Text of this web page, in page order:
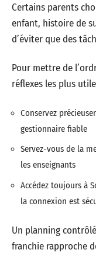
Certains parents
enfant, histoire de
d’éviter que des
Pour mettre de
réflexes les plus
Conservez
gestionnaire fiable
Servez-vous de la
les enseignants
Accédez toujours à
la connexion est
Un planning
franchie rapproche